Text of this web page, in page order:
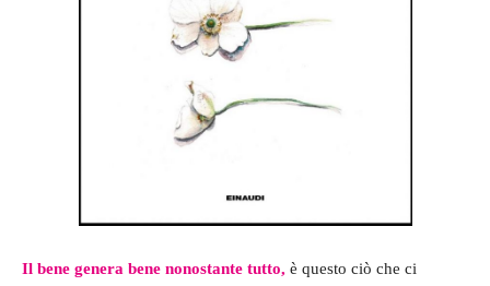
Il bene genera bene nonostante tutto, è questo ciò che ci